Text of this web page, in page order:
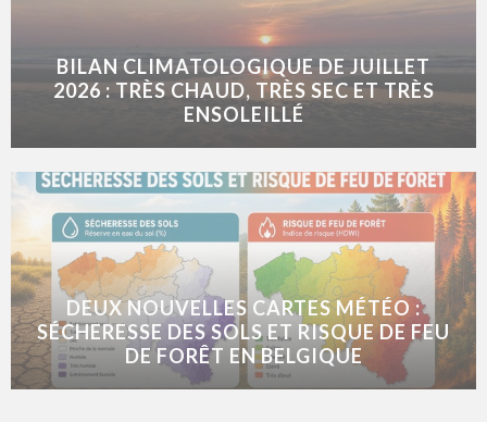
BILAN CLIMATOLOGIQUE DE JUILLET
2026 : TRÈS CHAUD, TRÈS SEC ET TRÈS
ENSOLEILLÉ
DEUX NOUVELLES CARTES MÉTÉO :
SÉCHERESSE DES SOLS ET RISQUE DE FEU
DE FORÊT EN BELGIQUE